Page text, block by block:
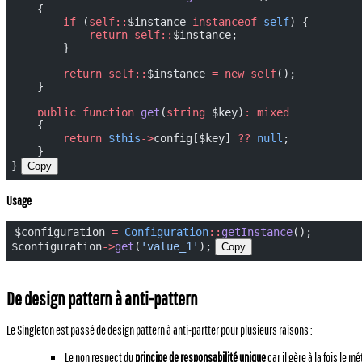
    {
        if
(self:: $instance instanceof self) {
            return
self:: $instance;
        }
        return
self:: $instance = new self();
    }
    public
function get (string $key) :
mixed
    {
        return
$this->config[$key] ?? null ;
    }
}
Copy
Usage
$configuration = Configuration:: getInstance();
$configuration->get ( 'value_1' ); Copy
De design pattern à anti-pattern
Le Singleton est passé de design pattern à anti-partter pour plusieurs raisons :
Le non respect duprincipe de responsabilité uniquecar il gère à la fois le